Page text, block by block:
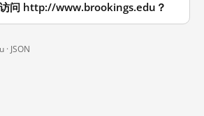
问 http://www.brookings.edu？
· JSON